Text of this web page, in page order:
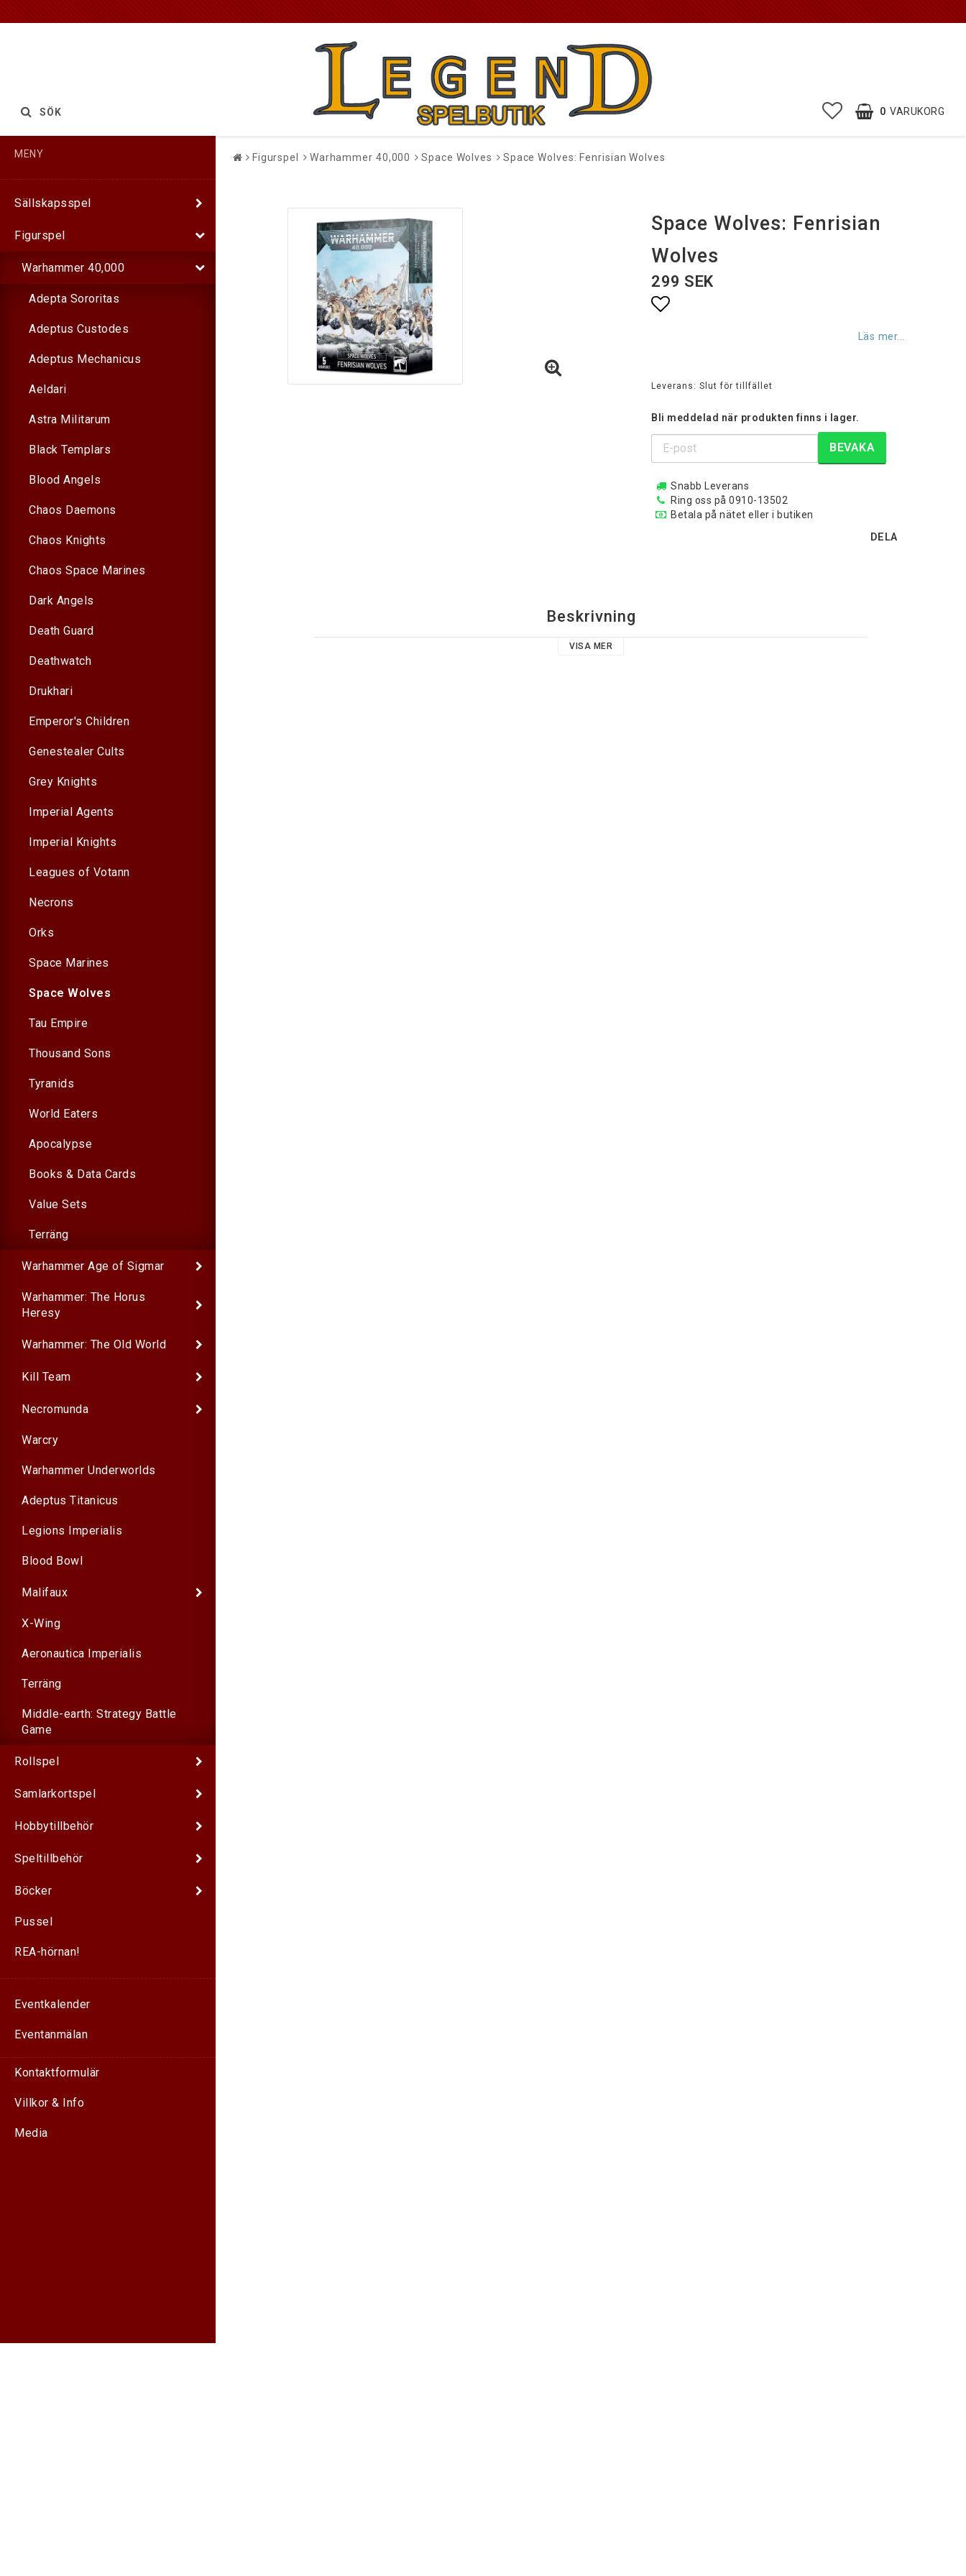
0 VARUKORG
SÖK
MENY
Sällskapsspel
Figurspel
Warhammer 40,000
Adepta Sororitas
Adeptus Custodes
Adeptus Mechanicus
Aeldari
Astra Militarum
Black Templars
Blood Angels
Chaos Daemons
Chaos Knights
Chaos Space Marines
Dark Angels
Death Guard
Deathwatch
Drukhari
Emperor's Children
Genestealer Cults
Grey Knights
Imperial Agents
Imperial Knights
Leagues of Votann
Necrons
Orks
Space Marines
Space Wolves
Tau Empire
Thousand Sons
Tyranids
World Eaters
Apocalypse
Books & Data Cards
Value Sets
Terräng
Warhammer Age of Sigmar
Warhammer: The Horus
Heresy
Warhammer: The Old World
Kill Team
Necromunda
Warcry
Warhammer Underworlds
Adeptus Titanicus
Legions Imperialis
Blood Bowl
Malifaux
X-Wing
Aeronautica Imperialis
Terräng
Middle-earth: Strategy Battle
Game
Rollspel
Samlarkortspel
Hobbytillbehör
Speltillbehör
Böcker
Pussel
REA-hörnan!
Eventkalender
Eventanmälan
Kontaktformulär
Villkor & Info
Media
Figurspel Warhammer 40,000 Space Wolves Space Wolves: Fenrisian Wolves
Space Wolves: Fenrisian
Wolves
299 SEK
Läs mer...
Leverans:Slut för tillfället
Bli meddelad när produkten finns i lager.
BEVAKA
Snabb Leverans
Ring oss på 0910-13502
Betala på nätet eller i butiken
DELA
Beskrivning
VISA MER